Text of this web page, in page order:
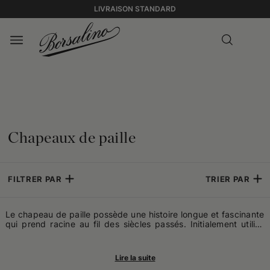
LIVRAISON STANDARD
Chapeaux de paille
FILTRER PAR TRIER PAR
Le chapeau de paille possède une histoire longue et fascinante
qui prend racine au fil des siècles passés. Initialement utilisé
icône de style ed de praticité. Le travail de la paille pour
confectionner des chapeaux a des origines anciennes, mais